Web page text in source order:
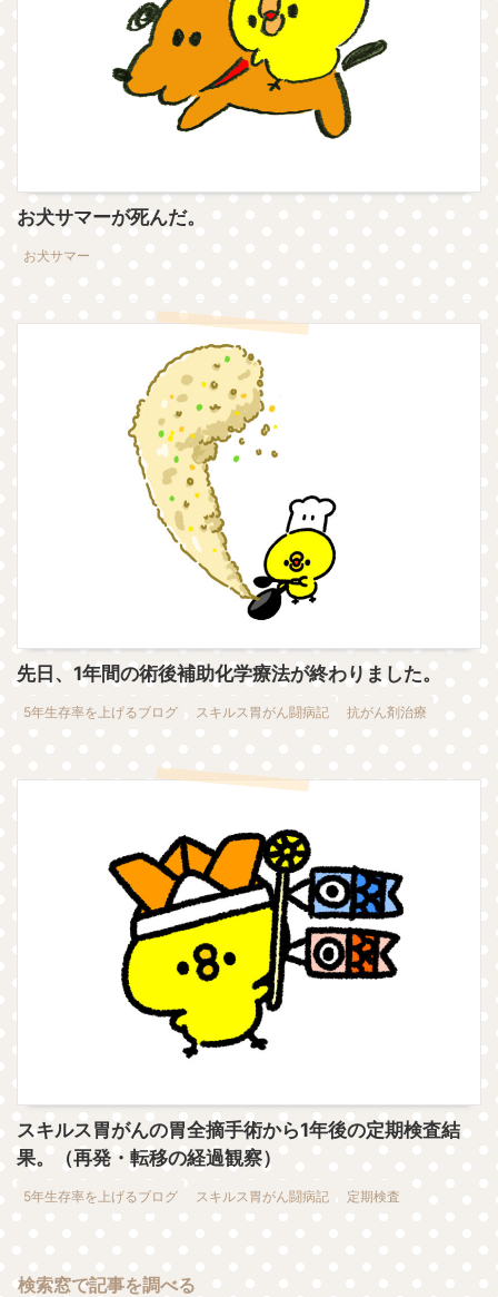
お犬サマーが死んだ。
お犬サマー
先日、1年間の術後補助化学療法が終わりました。
5年生存率を上げるブログ スキルス胃がん闘病記 抗がん剤治療
スキルス胃がんの胃全摘手術から1年後の定期検査結
果。（再発・転移の経過観察）
5年生存率を上げるブログ スキルス胃がん闘病記 定期検査
検索窓で記事を調べる